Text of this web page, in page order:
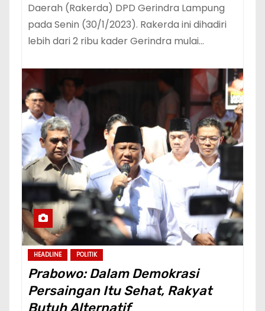
Daerah (Rakerda) DPD Gerindra Lampung
pada Senin (30/1/2023). Rakerda ini dihadiri
lebih dari 2 ribu kader Gerindra mulai…
HEADLINE POLITIK
Prabowo: Dalam Demokrasi
Persaingan Itu Sehat, Rakyat
Butuh Alternatif